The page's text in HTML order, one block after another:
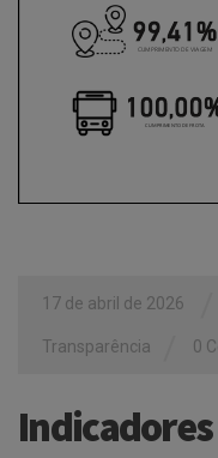
17 de abril de 2026
Transparência 0